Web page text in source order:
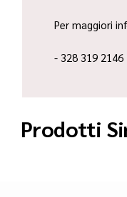
Per maggiori
- 328 319 2146
Prodotti